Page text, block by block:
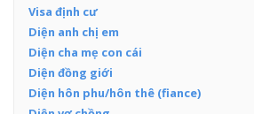
Visa định cư
Diện anh chị em
Diện cha mẹ con cái
Diện đồng giới
Diện hôn phu/hôn thê (fiance)